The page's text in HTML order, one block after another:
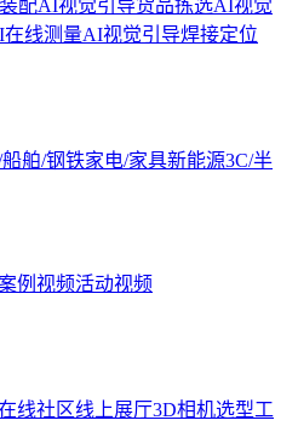
配AI视觉引导货品拣选AI视觉
在线测量AI视觉引导焊接定位
舶/钢铁家电/家具新能源3C/半
例视频活动视频
线社区线上展厅3D相机选型工